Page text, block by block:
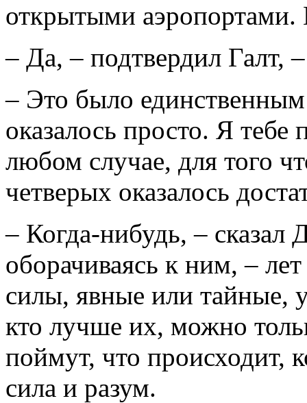
открытыми аэропортами.
– Да, – подтвердил Галт,
– Это было
оказалось просто. Я
любом случае, для того
четверых оказалось
– Когда-нибудь, – сказал
оборачиваясь к ним, –
силы, явные или тайные,
кто лучше их, можно
поймут, что происходит,
сила и разум.